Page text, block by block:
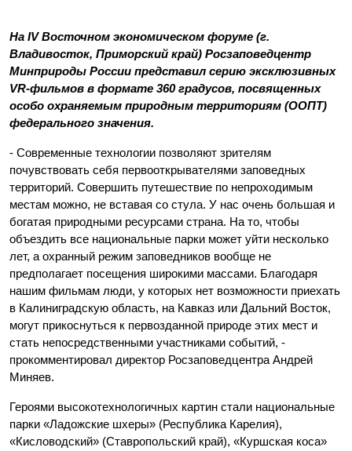
На IV Восточном экономическом форуме (г.
Владивосток, Приморский край) Росзаповедцентр
Минприроды России представил серию эксклюзивных
VR-фильмов в формате 360 градусов, посвященных
особо охраняемым природным территориям (ООПТ)
федерального значения.
- Современные технологии позволяют зрителям
почувствовать себя первооткрывателями заповедных
территорий. Совершить путешествие по непроходимым
местам можно, не вставая со стула. У нас очень большая и
богатая природными ресурсами страна. На то, чтобы
объездить все национальные парки может уйти несколько
лет, а охранный режим заповедников вообще не
предполагает посещения широкими массами. Благодаря
нашим фильмам люди, у которых нет возможности приехать
в Калиниградскую область, на Кавказ или Дальний Восток,
могут прикоснуться к первозданной природе этих мест и
стать непосредственными участниками событий, -
прокомментировал директор Росзаповедцентра Андрей
Миняев.
Героями высокотехнологичных картин стали национальные
парки «Ладожские шхеры» (Республика Карелия),
«Кисловодский» (Ставропольский край), «Куршская коса»